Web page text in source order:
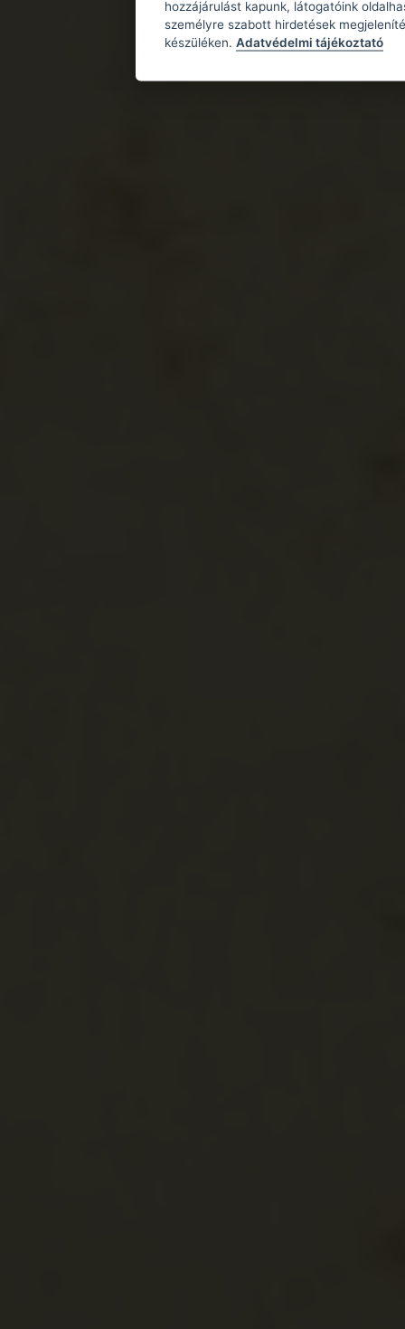
hozzájárulást kapunk, látogatóink
személyre szabott hirdetések
készüléken. Adatvédelmi tájékoztató